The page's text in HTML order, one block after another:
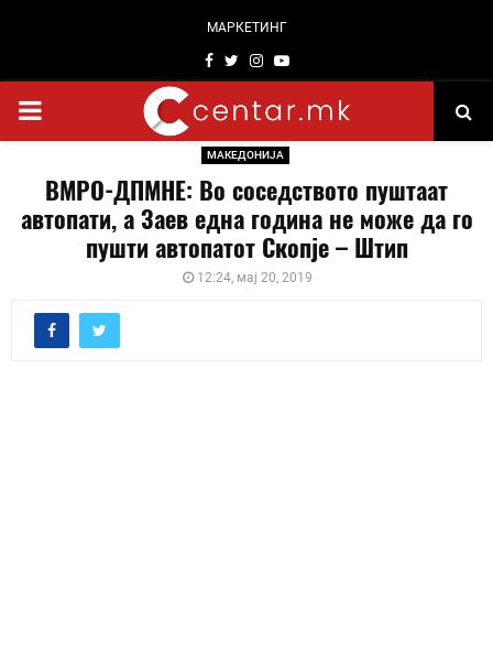
МАРКЕТИНГ
Facebook
TwitterInstagram
Youtube
PRIMARY
МАКЕДОНИЈА
ВМРО-ДПМНЕ: Во соседството пуштаат
автопати, а Заев една година не може да го
пушти автопатот Скопје – Штип
12:24, мај 20, 2019